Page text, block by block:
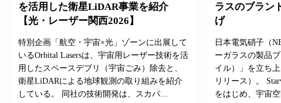
を活用した衛星LiDAR事業を紹介
【光・レーザー関西2026】
特別企画「航空・宇宙×光」ゾーンに出展して
いるOrbital Lasersは、宇宙用レーザー技術を活
用したスペースデブリ（宇宙ごみ）除去と、
衛星LiDARによる地球観測の取り組みを紹介
している。 同社の技術開発は、スカパ…
ラスのブラン
げ
日本電気硝子（
ーガラスの製品
イル）」を立ち
リリース）。
をはじめ、宇宙